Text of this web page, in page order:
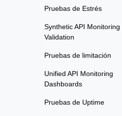
Pruebas de Estrés
Synthetic API Monitoring
Validation
Pruebas de limitación
Unified API Monitoring
Dashboards
Pruebas de Uptime